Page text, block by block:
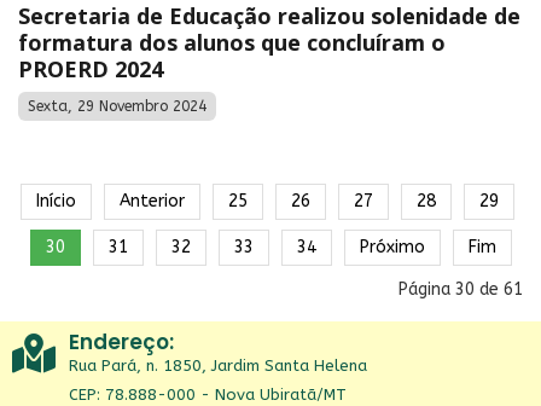
Secretaria de Educação realizou solenidade de
formatura dos alunos que concluíram o
PROERD 2024
Sexta, 29 Novembro 2024
Início Anterior 25 26 27 28 29
30 31 32 33 34 Próximo Fim
Página 30 de 61
Endereço:
Rua Pará, n. 1850, Jardim Santa Helena
CEP: 78.888-000 - Nova Ubiratã/MT